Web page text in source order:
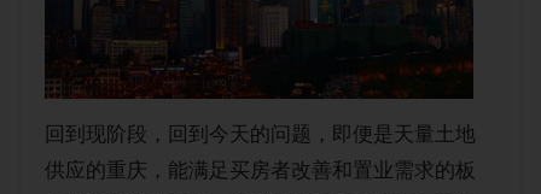
回到现阶段，回到今天的问题，即便是天量土地
供应的重庆，能满足买房者改善和置业需求的板